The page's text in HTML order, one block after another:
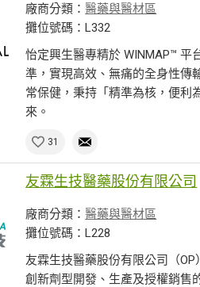
廠商分類：醫藥與醫材區
攤位號碼：L332
怡定興生醫專精於 WINMAP™ 平
準，實現高效、無痛的全身性傳
常保健，秉持「精準為核，便利
來。
31
友霖生技醫藥股份有限公司
廠商分類：醫藥與醫材區
攤位號碼：L228
友霖生技醫藥股份有限公司（
創新劑型開發、生產及授權銷售